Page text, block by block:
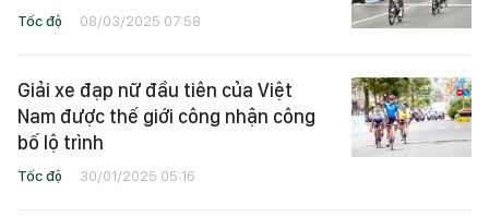
Tốc độ 08/03/2025 07:58
Giải xe đạp nữ đầu tiên của Việt
Nam được thế giới công nhận công
bố lộ trình
Tốc độ 30/01/2025 05:16